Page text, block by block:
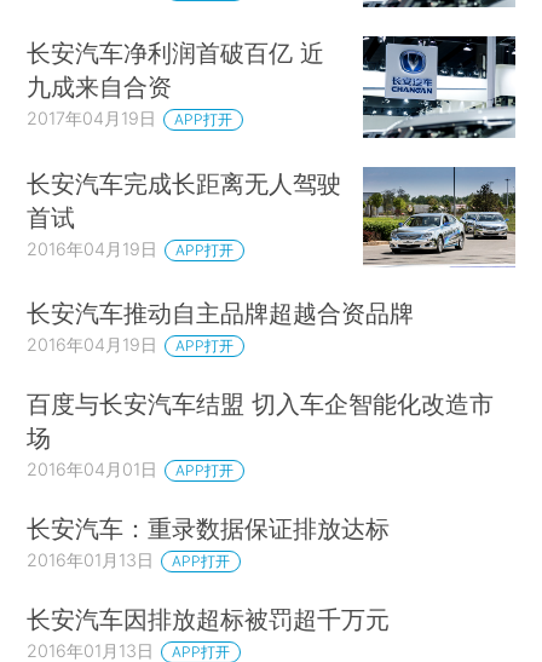
长安汽车净利润首破百亿 近
九成来自合资
2017年04月19日 APP打开
长安汽车完成长距离无人驾驶
首试
2016年04月19日 APP打开
长安汽车推动自主品牌超越合资品牌
2016年04月19日 APP打开
百度与长安汽车结盟 切入车企智能化改造市
场
2016年04月01日 APP打开
长安汽车：重录数据保证排放达标
2016年01月13日 APP打开
长安汽车因排放超标被罚超千万元
2016年01月13日 APP打开